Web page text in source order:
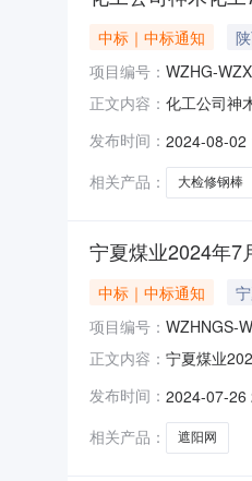
中标｜中标通知
项目编号： WZHG-
正文内容： 化工公司神
受理采购投
发布时间： 2024-08-02
相关产品：
大检修钢棒
宁夏煤业2024年7
中标｜中标通知
项目编号： WZHNGS-
正文内容： 宁夏煤业
投诉。异议
发布时间： 2024-07-26
相关产品：
遮阳网